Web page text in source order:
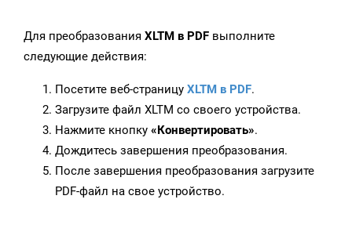
Для преобразования XLTM в PDF выполните
следующие действия:
Посетите веб-страницу XLTM в PDF.
Загрузите файл XLTM со своего устройства.
Нажмите кнопку «Конвертировать».
Дождитесь завершения преобразования.
После завершения преобразования загрузите
PDF-файл на свое устройство.